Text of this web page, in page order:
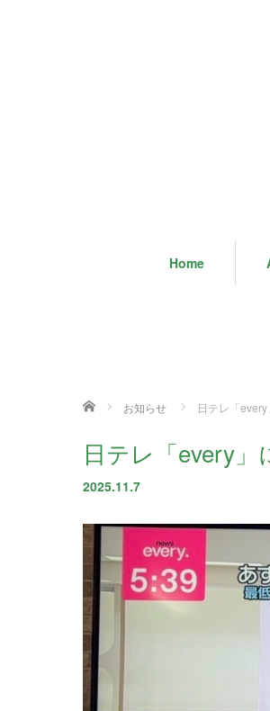
Home
ホーム お知らせ 日テレ「
日テレ「every
2025.11.7